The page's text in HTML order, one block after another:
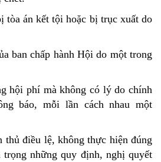
tòa án kết tội hoặc bị trục xuất do
ban chấp hành Hội do một trong
hội phí mà không có lý do chính
báo, mỗi lần cách nhau một
thủ điều lệ, không thực hiện đúng
trọng những quy định, nghị quyết